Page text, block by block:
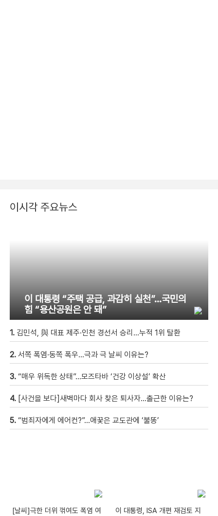
이시각 주요뉴스
이 대통령 “주택 공급, 과감히 실천”…국민의
힘 “용산공원은 안 돼”
1. 김민석, 與 대표 제주·인천 경선서 승리…누적 1위 탈환
2. 서쪽 폭염·동쪽 폭우…극과 극 날씨 이유는?
3. “매우 위독한 상태”…모즈타바 ‘건강 이상설’ 확산
4. [사건을 보다]새벽마다 회사 찾은 퇴사자…출근한 이유는?
5. “범죄자에게 에어컨?”…애꿎은 교도관에 ‘불똥’
[날씨]극한 더위 꺾여도 폭염 여
이 대통령, ISA 개편 재검토 지